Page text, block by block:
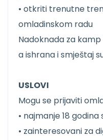
• otkriti trenutne
omladinskom radu
Nadoknada za
a ishrana i smještaj
USLOVI
Mogu se prijaviti
• najmanje 18 godina
• zainteresovani za